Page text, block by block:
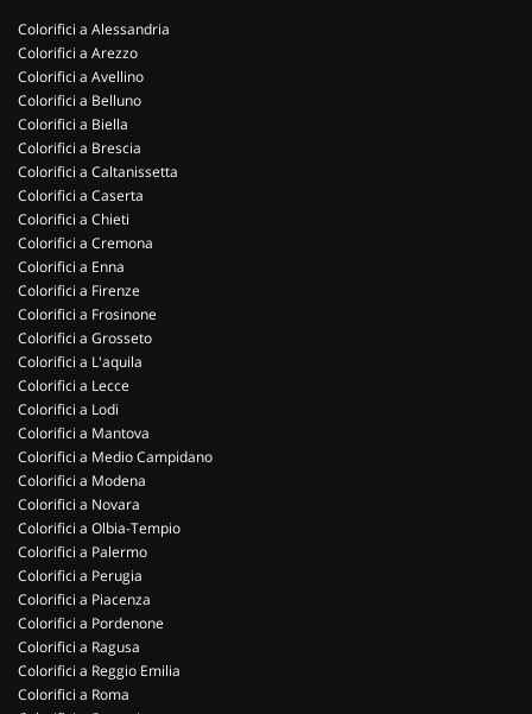
Colorifici a Alessandria
Colorifici a Arezzo
Colorifici a Avellino
Colorifici a Belluno
Colorifici a Biella
Colorifici a Brescia
Colorifici a Caltanissetta
Colorifici a Caserta
Colorifici a Chieti
Colorifici a Cremona
Colorifici a Enna
Colorifici a Firenze
Colorifici a Frosinone
Colorifici a Grosseto
Colorifici a L'aquila
Colorifici a Lecce
Colorifici a Lodi
Colorifici a Mantova
Colorifici a Medio Campidano
Colorifici a Modena
Colorifici a Novara
Colorifici a Olbia-Tempio
Colorifici a Palermo
Colorifici a Perugia
Colorifici a Piacenza
Colorifici a Pordenone
Colorifici a Ragusa
Colorifici a Reggio Emilia
Colorifici a Roma